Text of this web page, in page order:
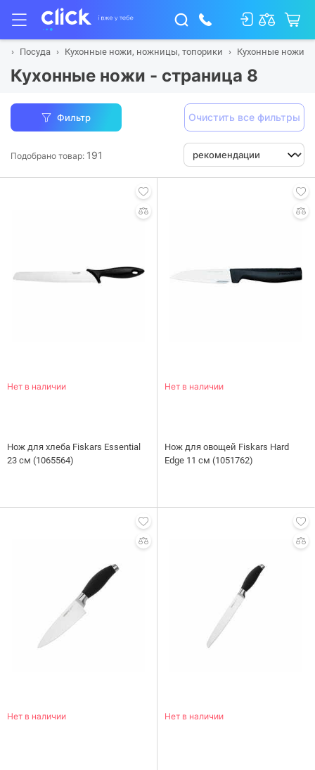
Посуда Кухонные ножи, ножницы, топорики Кухонные ножи
Кухонные ножи - страница 8
Фильтр Очистить все фильтры
Подобрано товар: 191
Нет в наличии
Нож для хлеба Fiskars Essential
23 см (1065564)
Нет в наличии
Нож для овощей Fiskars Hard
Edge 11 см (1051762)
Нет в наличии Нет в наличии